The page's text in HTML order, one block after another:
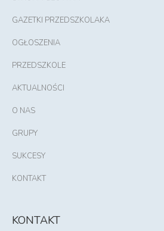
GAZETKI PRZEDSZKOLAKA
OGŁOSZENIA
PRZEDSZKOLE
AKTUALNOŚCI
O NAS
GRUPY
SUKCESY
KONTAKT
KONTAKT